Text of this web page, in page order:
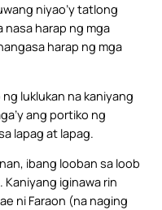
niyao’y tatlong
nasa harap ng mga
harap ng mga
luklukan na kaniyang
ang portiko ng
lapag at lapag.
ibang looban sa loob
iginawa rin
ni Faraon (na naging